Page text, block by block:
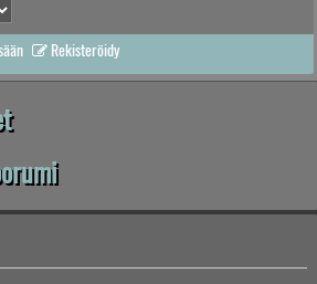
Rekisteröidy